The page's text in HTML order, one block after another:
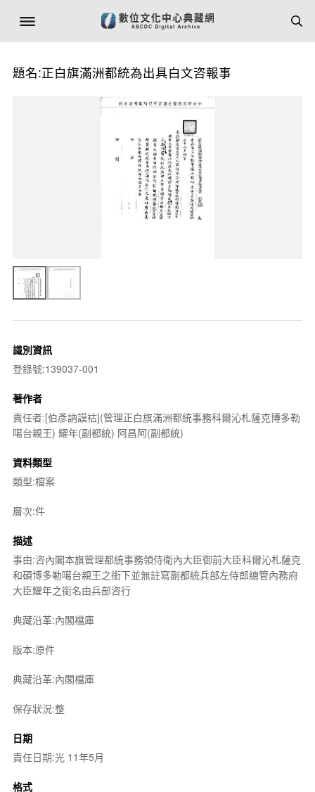
題名:正白旗滿洲都統為出具白文咨報事
識別資訊
登錄號:139037-001
著作者
責任者:[伯彥訥謨祜](管理正白旗滿洲都統事務科爾沁札薩克博多勒
噶台親王) 耀年(副都統) 阿昌阿(副都統)
資料類型
類型:檔案
層次:件
描述
事由:咨內閣本旗管理都統事務領侍衛內大臣御前大臣科爾沁札薩克
和碩博多勒噶台親王之銜下並無註寫副都統兵部左侍郎總管內務府
大臣耀年之銜名由兵部咨行
典藏沿革:內閣檔庫
版本:原件
典藏沿革:內閣檔庫
保存狀況:整
日期
責任日期:光 11年5月
格式